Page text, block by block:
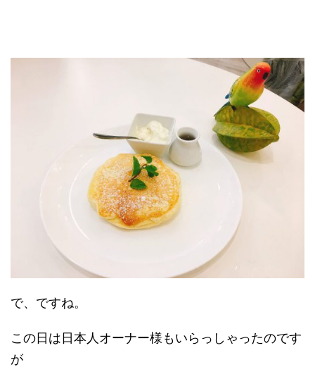
で、ですね。
この日は日本人オーナー様もいらっしゃったのです
が